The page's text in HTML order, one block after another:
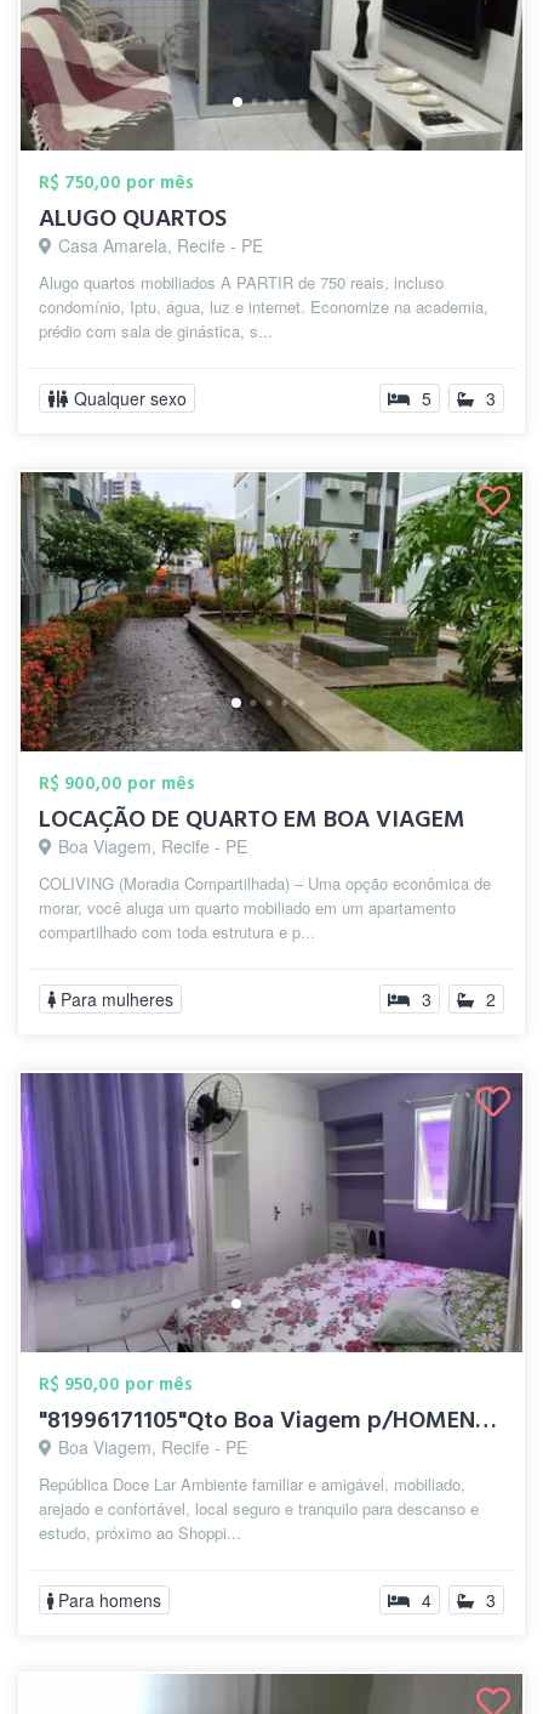
R$ 750,00 por mês
ALUGO QUARTOS
Casa Amarela, Recife - PE
Alugo quartos mobiliados A PARTIR de 750 reais, incluso
condomínio, Iptu, água, luz e internet. Economize na academia,
prédio com sala de ginástica, s...
Qualquer sexo 5 3
R$ 900,00 por mês
LOCAÇÃO DE QUARTO EM BOA VIAGEM
Boa Viagem, Recife - PE
COLIVING (Moradia Compartilhada) – Uma opção econômica de
morar, você aluga um quarto mobiliado em um apartamento
compartilhado com toda estrutura e p...
Para mulheres 3 2
R$ 950,00 por mês
"81996171105"Qto Boa Viagem p/HOMENS IND...
Boa Viagem, Recife - PE
República Doce Lar Ambiente familiar e amigável, mobiliado,
arejado e confortável, local seguro e tranquilo para descanso e
estudo, próximo ao Shoppi...
Para homens 4 3